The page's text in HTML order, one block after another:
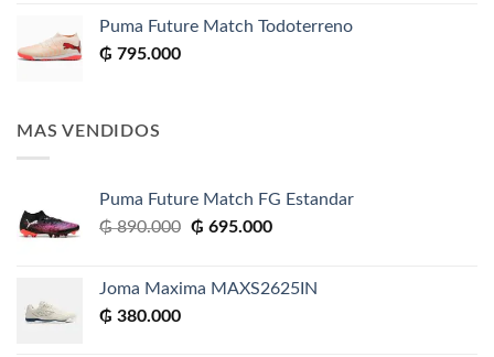
Puma Future Match Todoterreno
₲ 795.000
MAS VENDIDOS
Puma Future Match FG Estandar
₲890.000 El
era:
₲ 695.000El
es:
Joma Maxima MAXS2625IN
₲ 380.000